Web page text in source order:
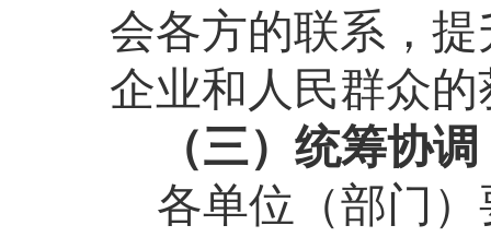
会各方的联系，
企业和人民群众
（三）统筹协
各单位（部门